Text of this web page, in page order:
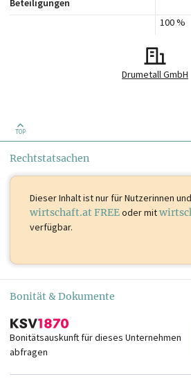
Drumetall GmbH
100 %
Beteiligungen
TOP
Rechtstatsachen
Dieser Inhalt istnur für Nutzerinnen
wirtschaft.at FREEoder mit
verfügbar.
Bonität & Dokumente
Bonitätsauskunft für dieses Unternehmen
abfragen